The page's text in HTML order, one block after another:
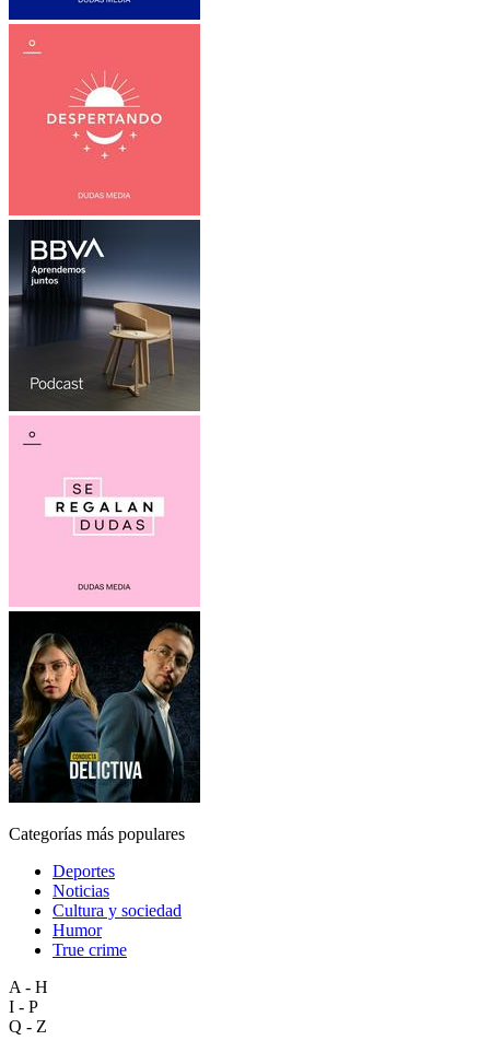
Categorías más populares
Deportes
Noticias
Cultura y sociedad
Humor
True crime
A - H
I - P
Q - Z